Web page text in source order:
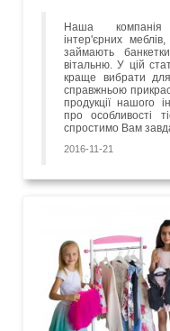
Наша компанія
інтер'єрних
займають
вітальню. У цій
краще вибрати
справжньою
продукції нашого
про особливості
спростимо Вам
2016-11-21